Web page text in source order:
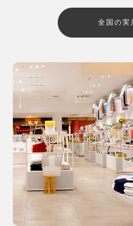
全国の実